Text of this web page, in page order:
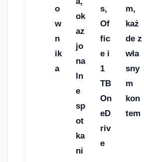
o
w
n
ik
a
ok
az
jo
na
ln
e
sp
ot
ka
ni
s,
Of
fic
e i
1
TB
On
eD
riv
e
m,
każ
de z
wła
sny
m
kon
tem